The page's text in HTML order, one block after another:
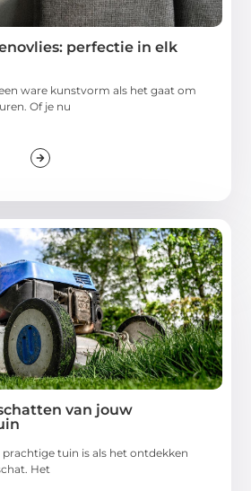
perfectie in elk
ware kunstvorm als het gaat om
Of je nu
van jouw
prachtige tuin is als het ontdekken
Het